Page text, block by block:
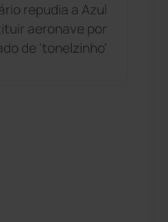
repudia a Azul
aeronave por
de 'tonelzinho'